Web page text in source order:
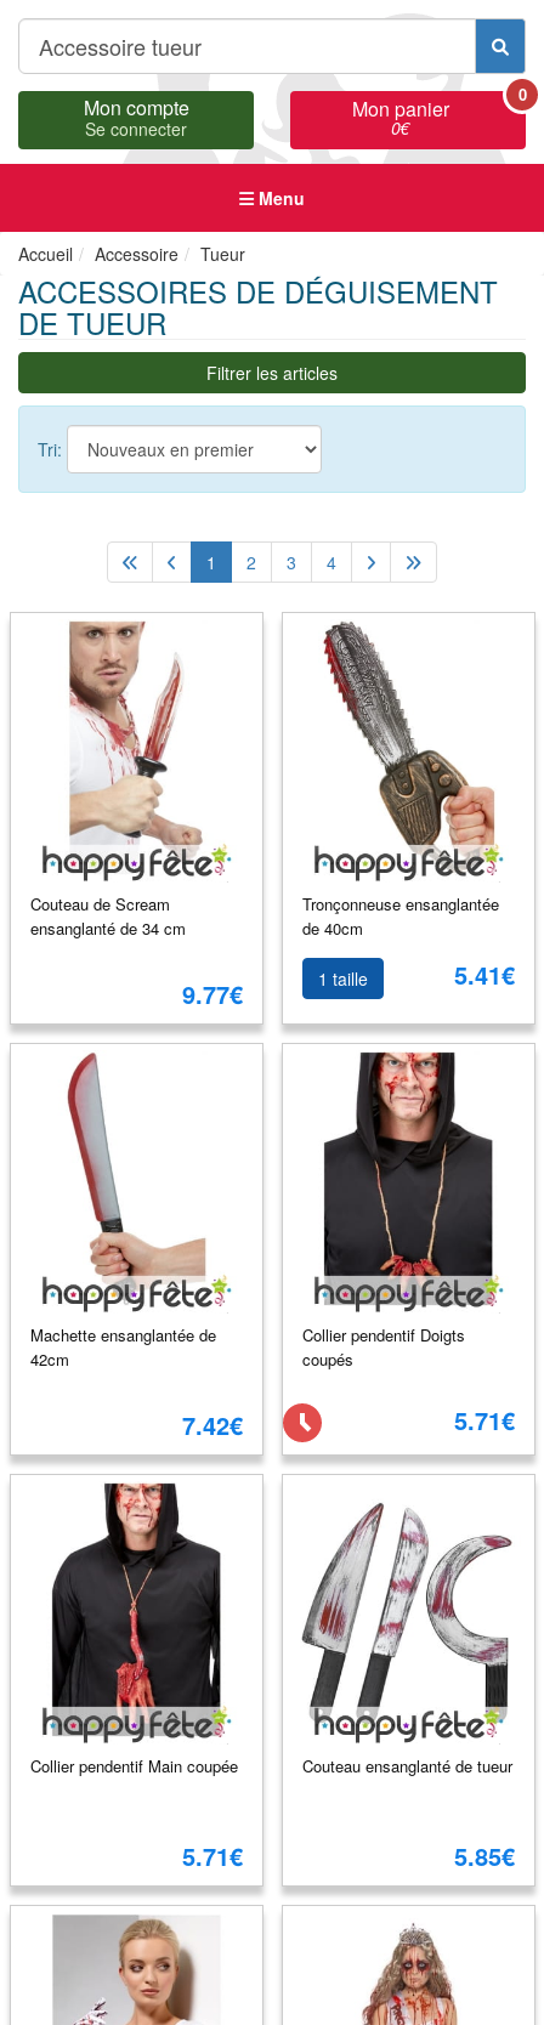
Mon compte
Se connecter
Mon panier
0€
0
Menu
Accueil Accessoire Tueur
ACCESSOIRES DE DÉGUISEMENT
DE TUEUR
Filtrer les articles
Tri:
1 2 3 4
Couteau de Scream
ensanglanté de 34 cm
9.77€
Tronçonneuse ensanglantée
de 40cm
1 taille 5.41€
Machette ensanglantée de
42cm
7.42€
Collier pendentif Doigts
coupés
5.71€
Collier pendentif Main coupée
5.71€
Couteau ensanglanté de tueur
5.85€